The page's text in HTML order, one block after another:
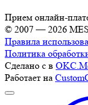
Прием онлайн-
© 2007 — 2026
Правила
Политика
Сделано с в
Работает на